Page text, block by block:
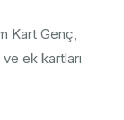
Kart Genç,
ek kartları